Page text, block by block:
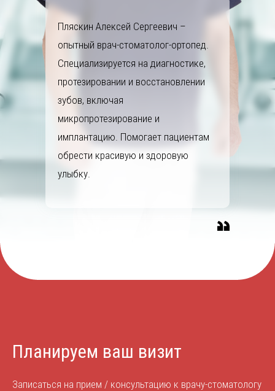
Пляскин Алексей Сергеевич –
опытный врач-стоматолог-ортопед.
Специализируется на диагностике,
протезировании и восстановлении
зубов, включая
микропротезирование и
имплантацию. Помогает пациентам
обрести красивую и здоровую
улыбку.
Планируем ваш визит
Записаться на прием / консультацию к врачу-стоматологу